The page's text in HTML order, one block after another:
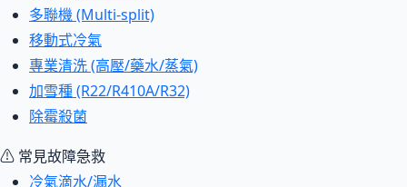
多聯機 (Multi-split)
移動式冷氣
專業清洗 (高壓/藥水/蒸氣)
加雪種 (R22/R410A/R32)
除霉殺菌
⚠ 常見故障急救
冷氣滴水/漏水